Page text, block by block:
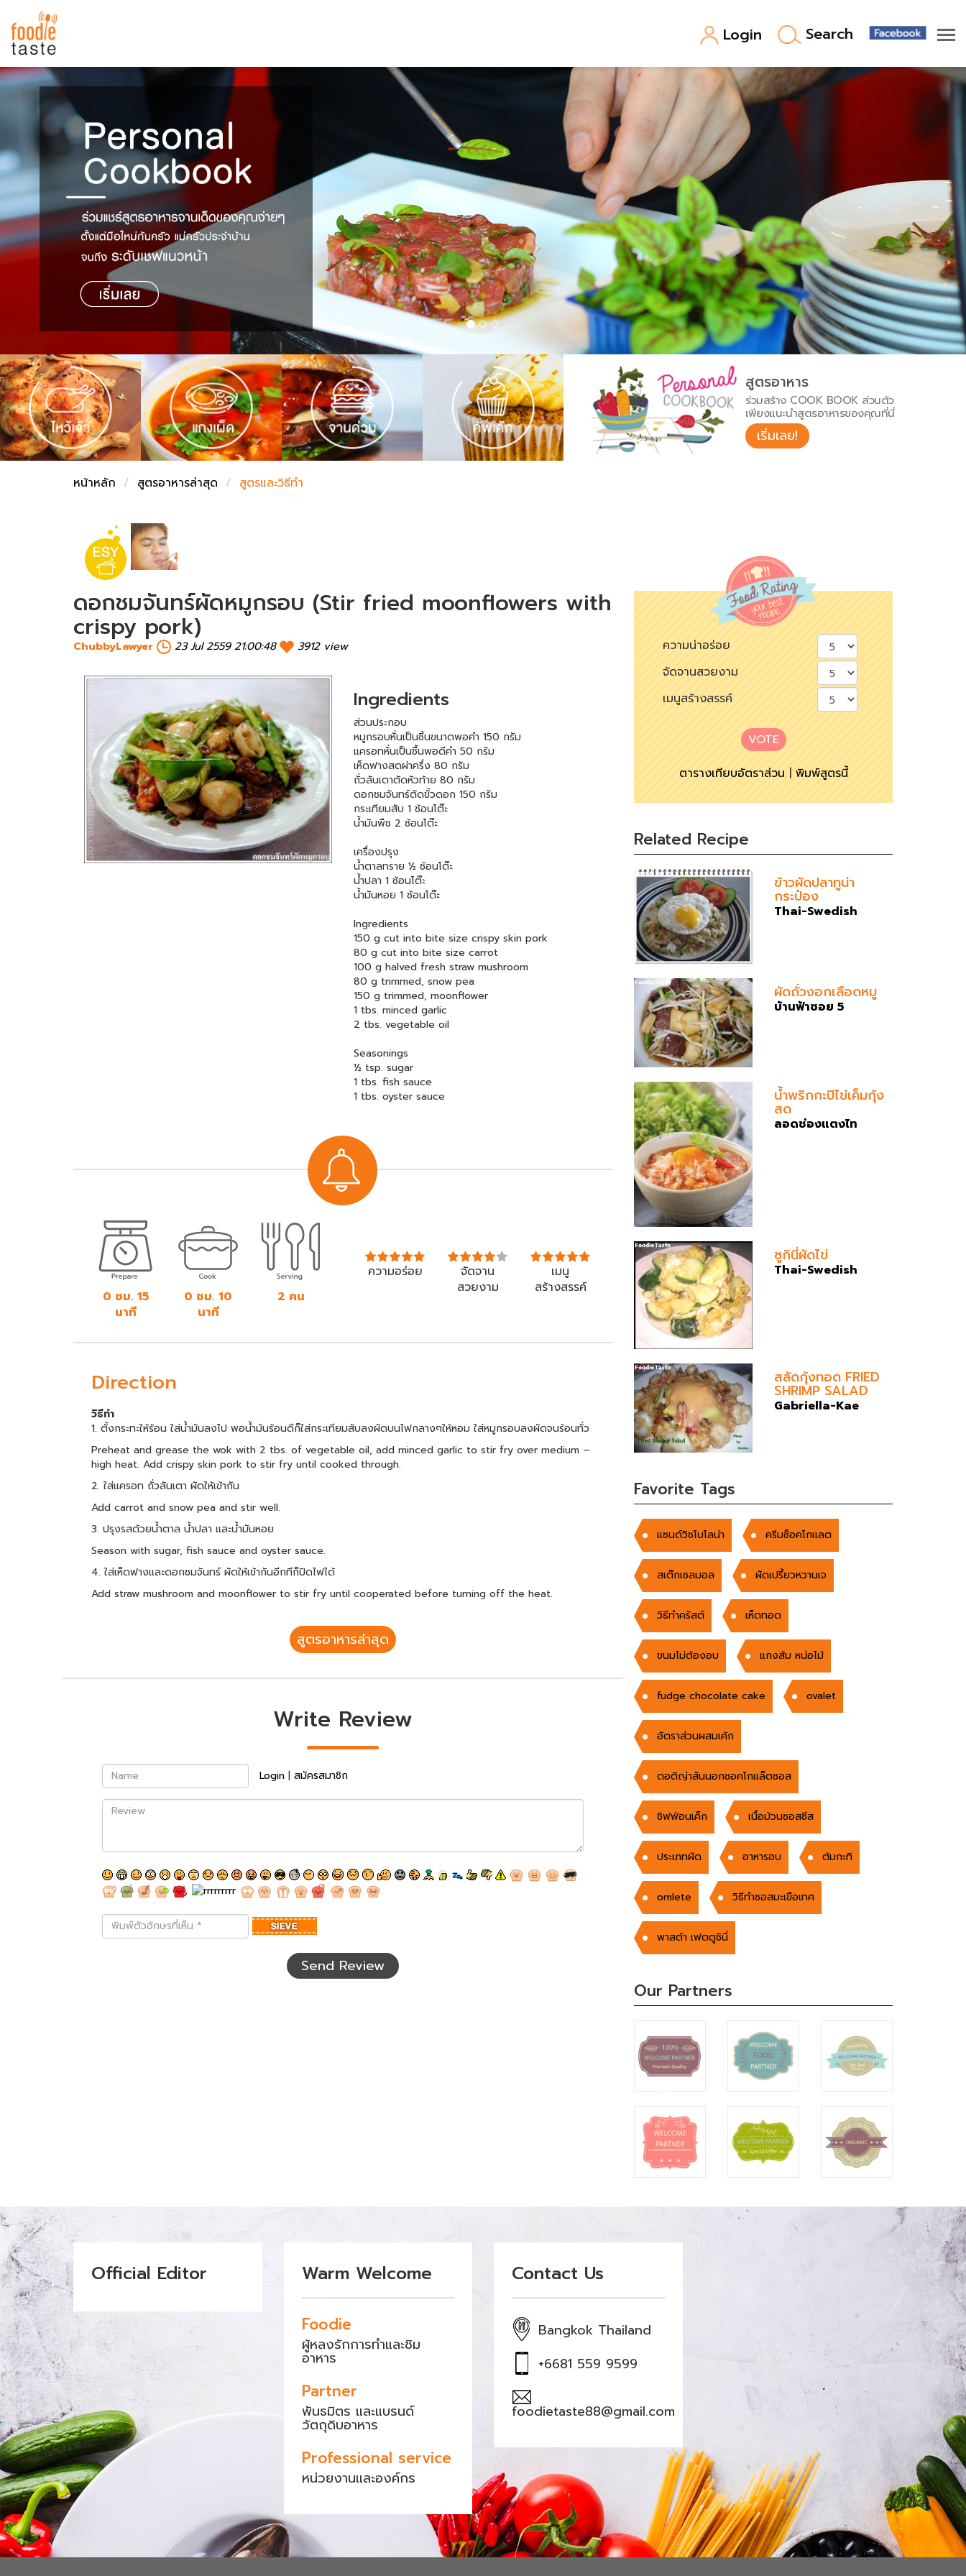
Login Search
สูตรอาหาร
สูตรอาหารล่าสุด
Top Foodie
พาไปชิม
สารพันก้นครัว
เคล็ดลับน่ารู้
เปรียบเทียบหน่วยการตวง
เปรียบเทียบอุณหภูมิ
เปรียบเทียบน้ำหนักวัตถุดิบ
ชั่งตวงเนย
FoodPedia
สร้าง Cookbook
สูตรอาหาร
ร่วมสร้าง COOK BOOK ส่วนตัว
เพียงแนะนำสูตรอาหารของคุณที่นี่
เริ่มเลย!
หน้าหลัก สูตรอาหารล่าสุด สูตรและวิธีทำ
ดอกชมจันทร์ผัดหมูกรอบ (Stir fried moonflowers with
crispy pork)
ChubbyLawyer 23 Jul 2559 21:00:48 3912 view
Ingredients
ส่วนประกอบ
หมูกรอบหั่นเป็นชิ้นขนาดพอคำ 150 กรัม
แครอทหั่นเป็นชื้นพอดีคำ 50 กรัม
เห็ดฟางสดผ่าครึ่ง 80 กรัม
ถั่วลันเตาตัดหัวท้าย 80 กรัม
ดอกชมจันทร์ตัดขั้วดอก 150 กรัม
กระเทียมสับ 1 ช้อนโต๊ะ
น้ำมันพืช 2 ช้อนโต๊ะ
เครื่องปรุง
น้ำตาลทราย ½ ช้อนโต๊ะ
น้ำปลา 1 ช้อนโต๊ะ
น้ำมันหอย 1 ช้อนโต๊ะ
Ingredients
150 g cut into bite size crispy skin pork
80 g cut into bite size carrot
100 g halved fresh straw mushroom
80 g trimmed, snow pea
150 g trimmed, moonflower
1 tbs. minced garlic
2 tbs. vegetable oil
Seasonings
½ tsp. sugar
1 tbs. fish sauce
1 tbs. oyster sauce
0 ชม. 15
นาที
0 ชม. 10
นาที
2 คน
ความอร่อย
จัดจาน
สวยงาม
เมนู
สร้างสรรค์
Direction
วิธีทำ
1. ตั้งกระทะให้ร้อน ใส่น้ำมันลงไป พอน้ำมันร้อนดีก็ใส่กระเทียมสับลงผัดบนไฟกลางๆให้หอม ใส่หมูกรอบลงผัดจนร้อนทั่ว
Preheat and grease the wok with 2 tbs. of vegetable oil, add minced garlic to stir fry over medium –
high heat. Add crispy skin pork to stir fry until cooked through.
2. ใส่แครอท ถั่วลันเตา ผัดให้เข้ากัน
Add carrot and snow pea and stir well.
3. ปรุงรสด้วยน้ำตาล น้ำปลา และน้ำมันหอย
Season with sugar, fish sauce and oyster sauce.
4. ใส่เห็ดฟางและดอกชมจันทร์ ผัดให้เข้ากันอีกทีก็ปิดไฟได้
Add straw mushroom and moonflower to stir fry until cooperated before turning off the heat.
สูตรอาหารล่าสุด
Write Review
Name Login | สมัครสมาชิก
Review
พิมพ์
ตัว
Send Review
ความน่าอร่อย
จัดจานสวยงาม
เมนูสร้างสรรค์
VOTE
ตารางเทียบอัตราส่วน|พิมพ์สูตรนี้
Related Recipe
ข้าวผัดปลาทูน่า
กระป๋อง
Thai-Swedish
ผัดถั่วงอกเลือดหมู
บ้านฟ้าซอย 5
น้ำพริกกะปิไข่เค็มกุ้ง
สด
ลอดช่องแตงไท
ซูกินี่ผัดไข่
Thai-Swedish
สลัดกุ้งทอด FRIED
SHRIMP SALAD
Gabriella-Kae
Favorite Tags
แซนด์วิชโบโลน่า ครีมช็อคโกแลต
สเต๊กเซลมอล ผัดเปรี้ยวหวานเจ
วิธีทำครัสต์ เห็ดทอด
ขนมไม่ต้องอบ แกงส้ม หน่อไม้
fudge chocolate cake ovalet
อัตราส่วนผสมเค้ก
ตอติญ่าสันนอกชอคโกแล็ตซอส
ชิฟฟ่อนเค็ก เนื้อม้วนซอสชีส
ประเภทผัด อาหารอบ ต้มกะทิ
omlete วิธีทำซอสมะเขือเทศ
พาสต้า เฟตตูชินี่
Our Partners
Official Editor Warm Welcome
Foodie
ผู้หลงรักการทำและชิม
อาหาร
Partner
พันธมิตร และแบรนด์
วัตถุดิบอาหาร
Professional service
หน่วยงานและองค์กร
Contact Us
Bangkok Thailand
+6681 559 9599
foodietaste88@gmail.com